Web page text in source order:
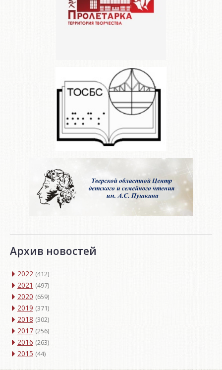
Архив новостей
2022 (412)
2021 (497)
2020 (659)
2019 (371)
2018 (302)
2017 (256)
2016 (263)
2015 (44)